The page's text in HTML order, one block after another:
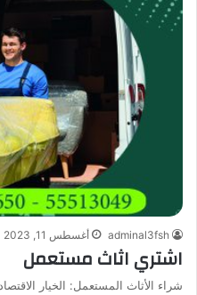
adminal3fsh أغسطس 11, 2023
اشتري اثاث مستعمل
شراء الأثاث المستعمل: الخيار